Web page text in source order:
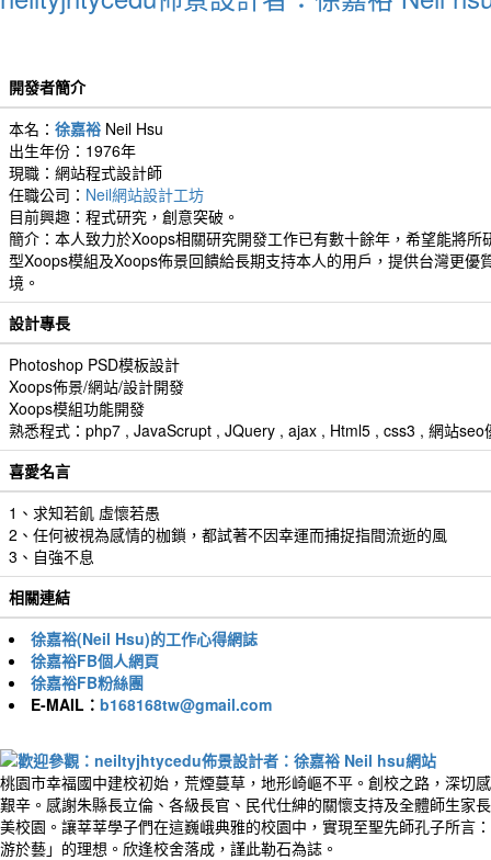
開發者簡介
本名： 徐嘉裕 Neil Hsu
出生年份：1976年
現職：網站程式設計師
任職公司： Neil網站設計工坊
目前興趣：程式研究，創意突破。
簡介：本人致力於Xoops相關研究開發工作已有數十餘年，希望能將所
型Xoops模組及Xoops佈景回饋給長期支持本人的用戶，提供台灣更優
境。
設計專長
Photoshop PSD模板設計
Xoops佈景/網站/設計開發
Xoops模組功能開發
熟悉程式：php7 , JavaScrupt , JQuery , ajax , Html5 , css3 , 網站seo
喜愛名言
1、求知若飢 虛懷若愚
2、任何被視為感情的枷鎖，都試著不因幸運而捕捉指間流逝的風
3、自強不息
相關連結
徐嘉裕(Neil Hsu)的工作心得網誌
徐嘉裕FB個人網頁
徐嘉裕FB粉絲團
E-MAIL： b168168tw@gmail.com
桃園市幸福國中建校初始，荒煙蔓草，地形崎嶇不平。創校之路，深切
艱辛。感謝朱縣長立倫、各級長官、民代仕紳的關懷支持及全體師生家
美校園。讓莘莘學子們在這巍峨典雅的校園中，實現至聖先師孔子所言
游於藝」的理想。欣逢校舍落成，謹此勒石為誌。